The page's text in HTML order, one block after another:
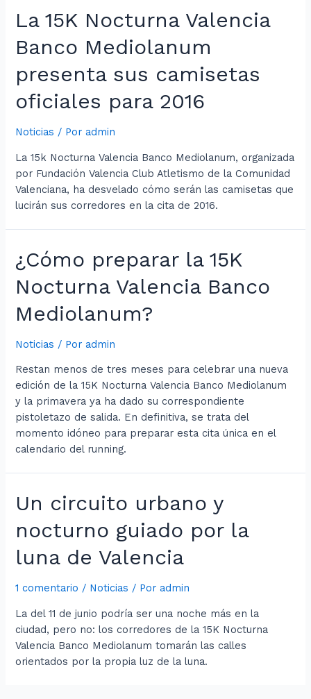
La 15K Nocturna Valencia
Banco Mediolanum
presenta sus camisetas
oficiales para 2016
Noticias / Por admin
La 15k Nocturna Valencia Banco Mediolanum, organizada
por Fundación Valencia Club Atletismo de la Comunidad
Valenciana, ha desvelado cómo serán las camisetas que
lucirán sus corredores en la cita de 2016.
¿Cómo preparar la 15K
Nocturna Valencia Banco
Mediolanum?
Noticias / Por admin
Restan menos de tres meses para celebrar una nueva
edición de la 15K Nocturna Valencia Banco Mediolanum
y la primavera ya ha dado su correspondiente
pistoletazo de salida. En definitiva, se trata del
momento idóneo para preparar esta cita única en el
calendario del running.
Un circuito urbano y
nocturno guiado por la
luna de Valencia
1 comentario / Noticias / Por admin
La del 11 de junio podría ser una noche más en la
ciudad, pero no: los corredores de la 15K Nocturna
Valencia Banco Mediolanum tomarán las calles
orientados por la propia luz de la luna.